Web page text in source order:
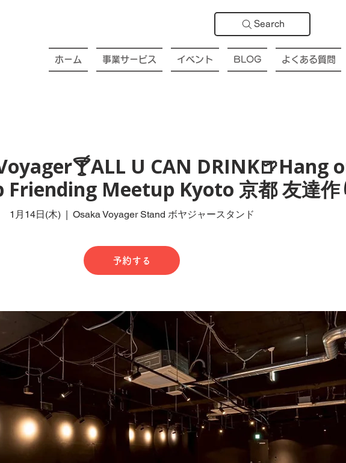
Search
ホーム 事業サービス イベント BLOG よくある質問
U CAN DRINK🍺Hang
Meetup Kyoto 京都 友達作
1月14日(木)
  |
Osaka Voyager Stand ボヤジャースタンド
予約する